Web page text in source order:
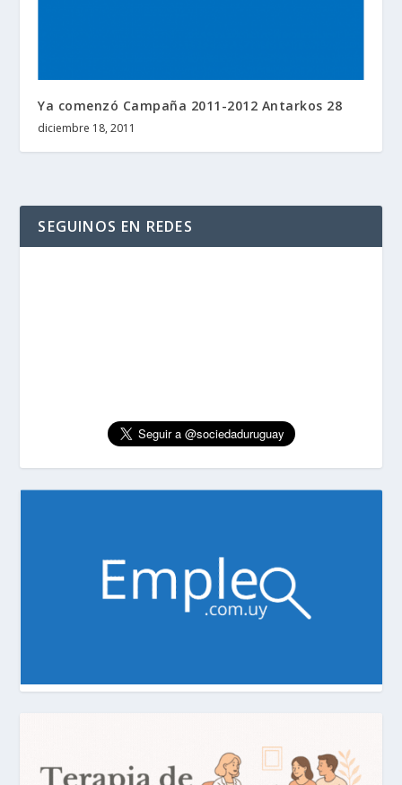
Ya comenzó Campaña 2011-2012 Antarkos 28
diciembre 18, 2011
SEGUINOS EN REDES